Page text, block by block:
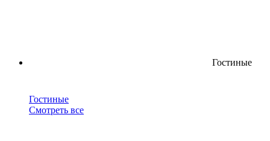
Гостиные
Гостиные
Смотреть все